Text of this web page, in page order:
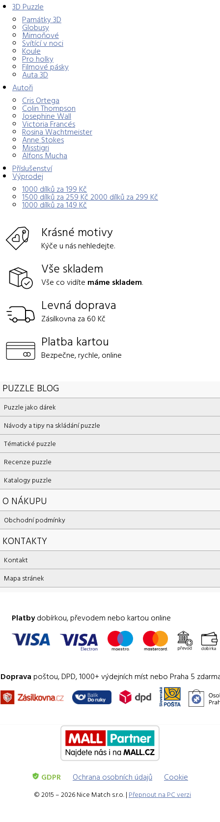
3D Puzzle
Památky 3D
Globusy
Mimoňové
Svítící v noci
Koule
Pro holky
Filmové pásky
Auta 3D
Autoři
Cris Ortega
Colin Thompson
Josephine Wall
Victoria Francés
Rosina Wachtmeister
Anne Stokes
Misstigri
Alfons Mucha
Příslušenství
Výprodej
1000 dílků za 199 Kč
1500 dílků za 259 Kč 2000 dílků za 299 Kč
1000 dílků za 149 Kč
Krásné motivy
Kýče u nás nehledejte.
Vše skladem
Vše co vidíte máme skladem.
Levná doprava
Zásilkovna za 60 Kč
Platba kartou
Bezpečne, rychle, online
PUZZLE BLOG
Puzzle jako dárek
Návody a tipy na skládání puzzle
Tématické puzzle
Recenze puzzle
Katalogy puzzle
O NÁKUPU
Obchodní podmínky
KONTAKTY
Kontakt
Mapa stránek
Platbydobírkou, převodem nebo kartou online
Doprava poštou, DPD, 1000+ výdejních míst nebo Praha 5
GDPR Ochrana osobních údajů Cookie
© 2015 – 2026 Nice Match s.r.o. | Přepnout na PC verzi